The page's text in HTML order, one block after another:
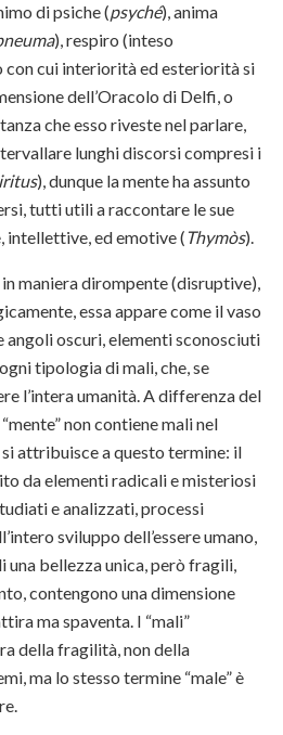
di psiche (psyché), anima
), respiro (inteso
cui interiorità ed esteriorità si
dell’Oracolo di Delfi, o
che esso riveste nel parlare,
lunghi discorsi compresi i
), dunque la mente ha assunto
tutti utili a raccontare le sue
intellettive, ed emotive ( Thymòs).
maniera dirompente (disruptive),
essa appare come il vaso
angoli oscuri, elementi sconosciuti
tipologia di mali, che, se
l’intera umanità. A differenza del
non contiene mali nel
attribuisce a questo termine: il
da elementi radicali e misteriosi
e analizzati, processi
sviluppo dell’essere umano,
una bellezza unica, però fragili,
contengono una dimensione
ma spaventa. I “mali”
della fragilità, non della
ma lo stesso termine “male” è